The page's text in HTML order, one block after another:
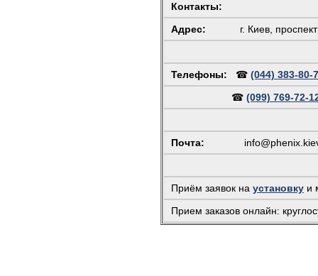
Контакты:
Адрес:
г. Киев,
Телефоны: ☎ (044) 383-80-
☎ (099) 769-72-
Почта:
Приём заявок на установку и
Прием заказов онлайн: